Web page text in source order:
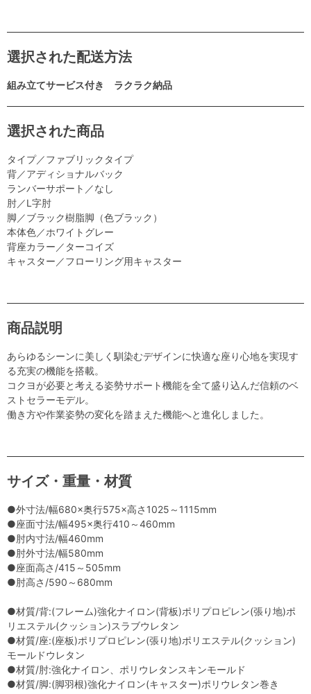
選択された配送方法
組み立てサービス付き ラクラク納品
選択された商品
タイプ／ファブリックタイプ
背／アディショナルバック
ランバーサポート／なし
肘／L字肘
脚／ブラック樹脂脚（色ブラック）
本体色／ホワイトグレー
背座カラー／ターコイズ
キャスター／フローリング用キャスター
商品説明
あらゆるシーンに美しく馴染むデザインに快適な座り心地を実現す
る充実の機能を搭載。
コクヨが必要と考える姿勢サポート機能を全て盛り込んだ信頼のベ
ストセラーモデル。
働き方や作業姿勢の変化を踏まえた機能へと進化しました。
サイズ・重量・材質
●外寸法/幅680×奥行575×高さ1025～1115mm
●座面寸法/幅495×奥行410～460mm
●肘内寸法/幅460mm
●肘外寸法/幅580mm
●座面高さ/415～505mm
●肘高さ/590～680mm
●材質/背:(フレーム)強化ナイロン(背板)ポリプロピレン(張り地)ポ
リエステル(クッション)スラブウレタン
●材質/座:(座板)ポリプロピレン(張り地)ポリエステル(クッション)
モールドウレタン
●材質/肘:強化ナイロン、ポリウレタンスキンモールド
●材質/脚:(脚羽根)強化ナイロン(キャスター)ポリウレタン巻き